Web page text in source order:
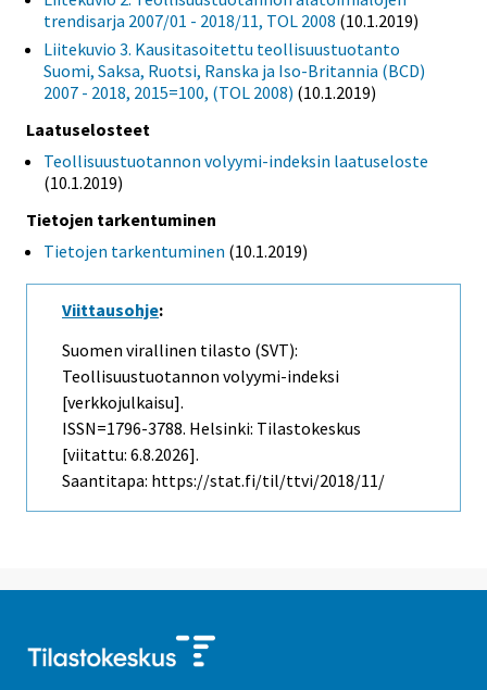
trendisarja 2007/01 - 2018/11, TOL 2008 (10.1.2019)
Liitekuvio 3. Kausitasoitettu teollisuustuotanto
Suomi, Saksa, Ruotsi, Ranska ja Iso-Britannia (BCD)
2007 - 2018, 2015=100, (TOL 2008) (10.1.2019)
Laatuselosteet
Teollisuustuotannon volyymi-indeksin laatuseloste
(10.1.2019)
Tietojen tarkentuminen
Tietojen tarkentuminen (10.1.2019)
Viittausohje:
Suomen virallinen tilasto (SVT):
Teollisuustuotannon volyymi-indeksi
[verkkojulkaisu].
ISSN=1796-3788. Helsinki: Tilastokeskus
[viitattu: 6.8.2026].
Saantitapa: https://stat.fi/til/ttvi/2018/11/